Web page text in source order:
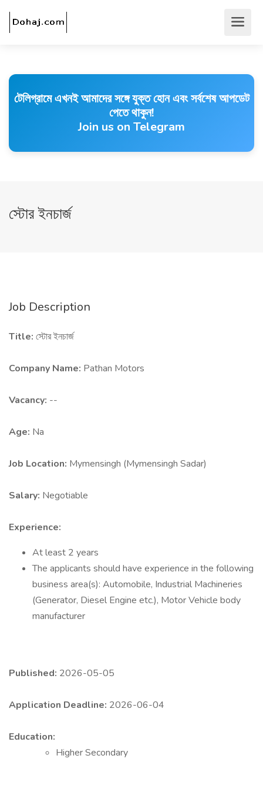
টেলিগ্রামে এখনই আমাদের সঙ্গে যুক্ত হোন এবং সর্বশেষ আপডেট
পেতে থাকুন!
Join us on Telegram
স্টোর ইনচার্জ
Job Description
Title: স্টোর ইনচার্জ
Company Name: Pathan Motors
Vacancy: --
Age: Na
Job Location: Mymensingh (Mymensingh Sadar)
Salary: Negotiable
Experience:
At least 2 years
The applicants should have experience in the following
business area(s): Automobile, Industrial Machineries
(Generator, Diesel Engine etc.), Motor Vehicle body
manufacturer
Published: 2026-05-05
Application Deadline: 2026-06-04
Education:
Higher Secondary